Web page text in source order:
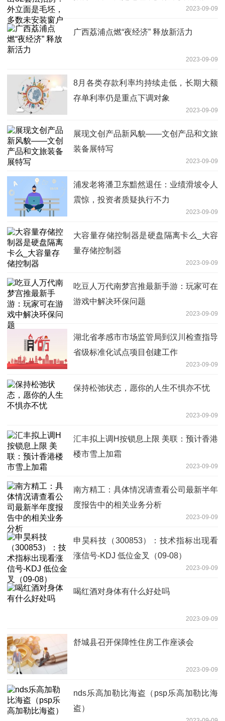
2023-09-09
广西荔浦点燃“夜经济” 释放新活力
2023-09-09
8月各类存款利率均持续走低，长期大额
存单利率仍是重点下调对象
2023-09-09
展现文创产品新风貌——文创产品和文旅
装备展特写
2023-09-09
浦发老将潘卫东黯然退任：业绩滑坡令人
震惊，投资者质疑执行不力
2023-09-09
大容量存储控制器是硬盘隔离卡么_大容
量存储控制器
2023-09-09
吃豆人万代南梦宫推最新手游：玩家可在
游戏中解决环保问题
2023-09-09
湖北省孝感市市场监管局到汉川检查指导
省级标准化试点项目创建工作
2023-09-09
保持松弛状态，愿你的人生不惧亦不忧
2023-09-09
汇丰拟上调H按锁息上限 美联：预计香港
楼市雪上加霜
2023-09-09
南方精工：具体情况请查看公司最新半年
度报告中的相关业务分析
2023-09-09
申昊科技（300853）：技术指标出现看
涨信号-KDJ 低位金叉（09-08）
2023-09-09
喝红酒对身体有什么好处吗
2023-09-09
舒城县召开保障性住房工作座谈会
2023-09-09
nds乐高加勒比海盗（psp乐高加勒比海
盗）